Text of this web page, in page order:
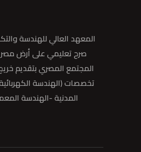
المعهد العالي للهندسة
صرح تعليمي على أرض
المجتمع المصري بتقديم
تخصصات (الهندسة
المدنية -الهندسة